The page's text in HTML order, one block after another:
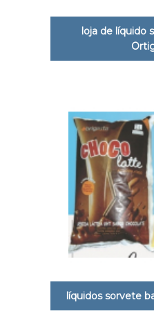
loja de líquido
líquidos sorvete